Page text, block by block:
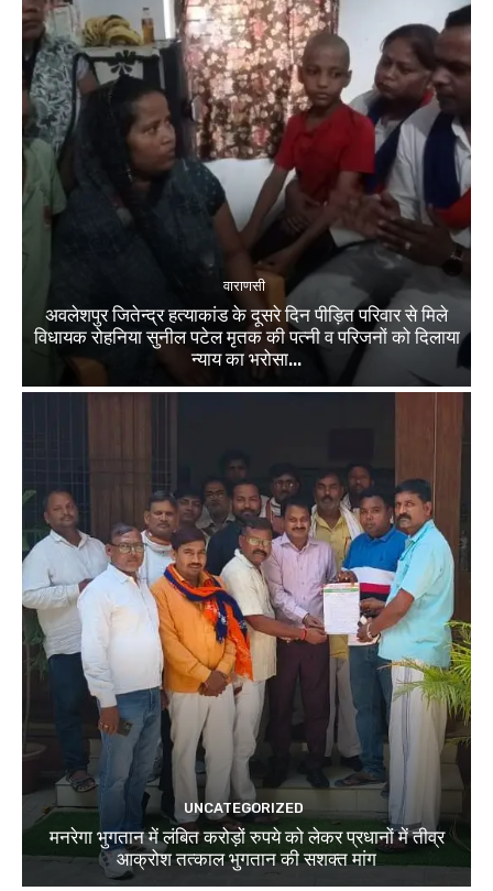
वाराणसी
अवलेशपुर जितेन्द्र हत्याकांड के दूसरे दिन पीड़ित परिवार से मिले
विधायक रोहनिया सुनील पटेल मृतक की पत्नी व परिजनों को दिलाया
न्याय का भरोसा...
UNCATEGORIZED
मनरेगा भुगतान में लंबित करोड़ों रुपये को लेकर प्रधानों में तीव्र
आक्रोश तत्काल भुगतान की सशक्त मांग